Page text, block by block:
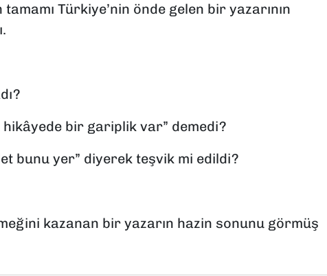
tamamı Türkiye’nin önde gelen bir yazarının
hikâyede bir gariplik var” demedi?
bunu yer” diyerek teşvik mi edildi?
kazanan bir yazarın hazin sonunu görmüş